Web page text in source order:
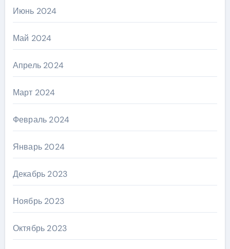
Июнь 2024
Май 2024
Апрель 2024
Март 2024
Февраль 2024
Январь 2024
Декабрь 2023
Ноябрь 2023
Октябрь 2023